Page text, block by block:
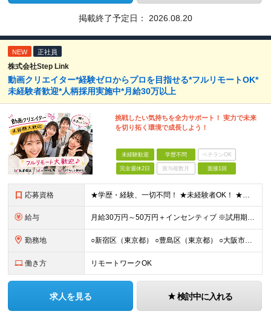
掲載終了予定日： 2026.08.20
NEW 正社員
株式会社Step Link
動画クリエイター*経験ゼロからプロを目指せる*フルリモートOK*
未経験者歓迎*人柄採用実施中*月給30万以上
挑戦したい気持ちを全力サポート！ 実力で未来
を切り拓く環境で成長しよう！
未経験歓迎 学歴不問 ベテランOK
完全週休2日 賞与複数月 面接1回
応募資格 ★学歴・経験、一切不問！ ★未経験者OK！ ★第二新卒も歓迎！ ＜人柄採用を実施中！＞ 弊社では、学歴や経験などは気にせず あなたの持ち前の人柄のみを重視しています。 堅苦しい雰囲気ではありません
給与 ⽉給30万円～50万円＋インセンティブ ※試⽤期間は2ケ⽉（正社員）⽉給25万円～ ☆インセンティブ有 ☆交通費全額支給
勤務地 ○新宿区（東京都） ○豊島区（東京都） ○大阪市（大阪府） ○福岡市（福岡県） ※あなたの経験やスキルに応じて面談時にて ご相談させていただきます。 ※研修先は、クライアント先での研修となります。
働き方 リモートワークOK
求人を見る 検討中に入れる